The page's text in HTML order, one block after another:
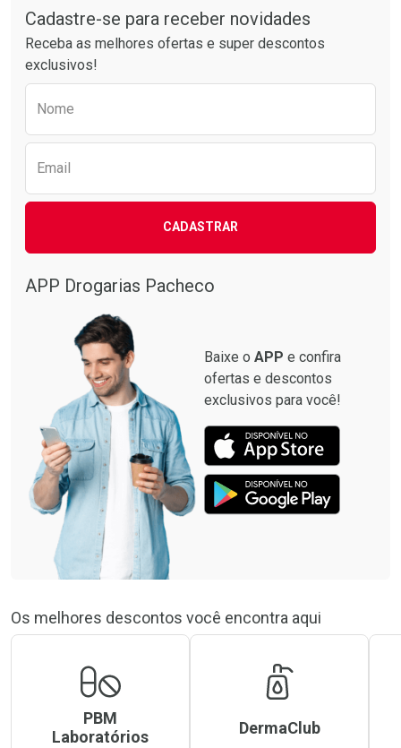
Cadastre-se para receber novidades
Receba as melhores ofertas e super descontos
exclusivos!
Nome
Email
CADASTRAR
APP Drogarias Pacheco
Baixe o APP e confira
ofertas e descontos
exclusivos para você!
Os melhores descontos você encontra aqui
PBM
Laboratórios
DermaClub